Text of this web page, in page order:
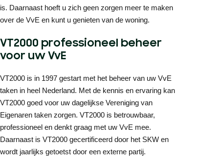
is. Daarnaast hoeft u zich geen zorgen meer te maken
over de VvE en kunt u genieten van de woning.
VT2000 professioneel beheer
voor uw VvE
VT2000 is in 1997 gestart met het beheer van uw VvE
taken in heel Nederland. Met de kennis en ervaring kan
VT2000 goed voor uw dagelijkse Vereniging van
Eigenaren taken zorgen. VT2000 is betrouwbaar,
professioneel en denkt graag met uw VvE mee.
Daarnaast is VT2000 gecertificeerd door het SKW en
wordt jaarlijks getoetst door een externe partij.